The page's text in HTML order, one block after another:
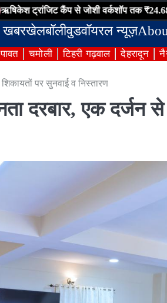
कैंप से जोशी वर्कशॉप तक ₹24.68 लाख की
खबरखेलबॉलीवुडवॉयरल न्यूज़
चमोली टिहरी गढ़वाल देहरादून
पर सुनवाई व निस्तारण
दरबार, एक दर्जन